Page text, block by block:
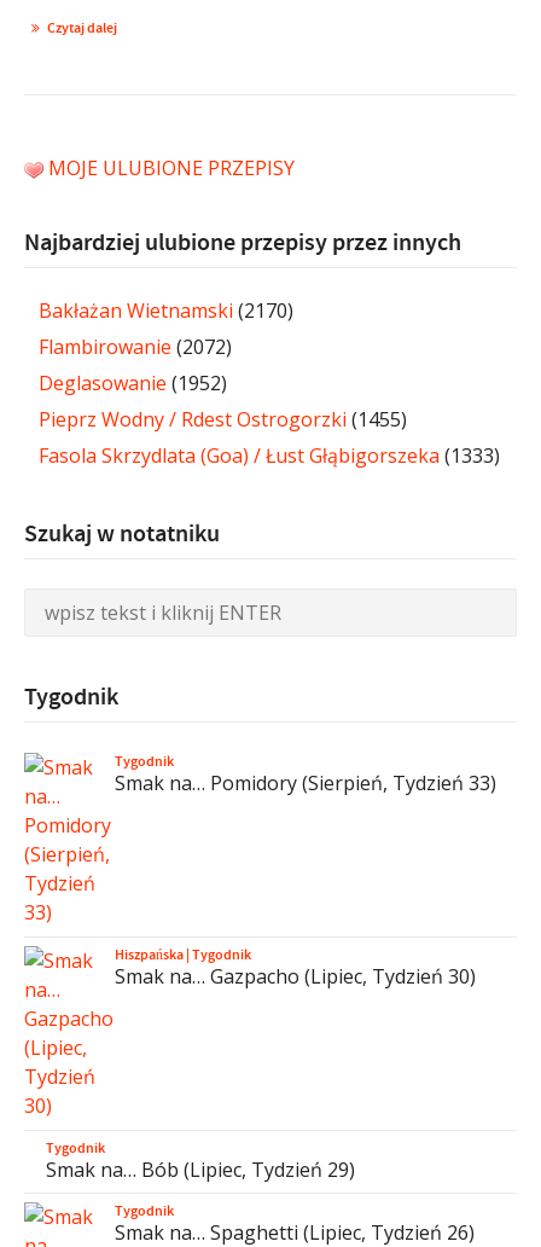
Czytaj dalej
MOJE ULUBIONE PRZEPISY
Najbardziej ulubione przepisy przez innych
Bakłażan Wietnamski (2170)
Flambirowanie (2072)
Deglasowanie (1952)
Pieprz Wodny / Rdest Ostrogorzki (1455)
Fasola Skrzydlata (Goa) / Łust Głąbigorszeka (1333)
Szukaj w notatniku
Tygodnik
Tygodnik
Smak na… Pomidory (Sierpień, Tydzień 33)
Hiszpańska|Tygodnik
Smak na… Gazpacho (Lipiec, Tydzień 30)
Tygodnik
Smak na… Bób (Lipiec, Tydzień 29)
Tygodnik
Smak na… Spaghetti (Lipiec, Tydzień 26)